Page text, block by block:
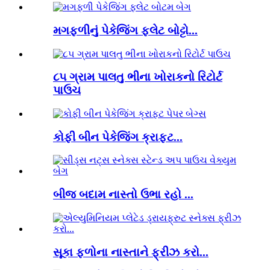
મગફળીનું પેકેજિંગ ફ્લેટ બોટ્ટો...
૮૫ ગ્રામ પાલતુ ભીના ખોરાકનો રિટોર્ટ
પાઉચ
કોફી બીન પેકેજિંગ ક્રાફ્ટ...
બીજ બદામ નાસ્તો ઉભા રહો ...
સૂકા ફળોના નાસ્તાને ફ્રીઝ કરો...